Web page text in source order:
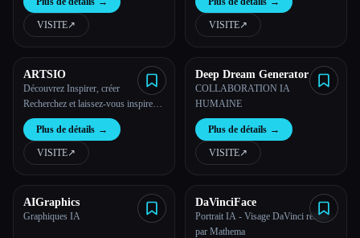
VISITE↗︎ VISITE↗︎
ARTSIO
Découvrez Inspirer, créer
Recherchez et laissez-vous inspirer
par des millions d''images artistiques
provenant de Stable Diffusion,
Midjourney, DALL-E...
Plus de détails →
VISITE↗︎
Deep Dream Generator
COLLABORATION IA
HUMAINE
Plus de détails →
VISITE↗︎
AIGraphics
Graphiques IA
DaVinciFace
Portrait IA - Visage DaVinci réalisé
par Mathema